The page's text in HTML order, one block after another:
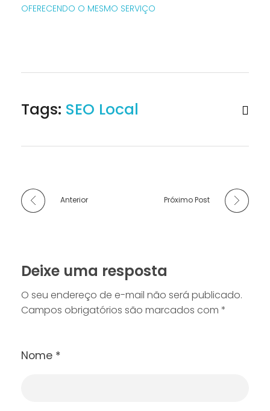
OFERECENDO O MESMO SERVIÇO
Tags: SEO Local
Anterior Próximo Post
Deixe uma resposta
O seu endereço de e-mail não será publicado.
Campos obrigatórios são marcados com *
Nome *